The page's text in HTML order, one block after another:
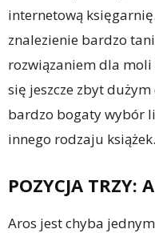
internetową
znalezienie bardzo
rozwiązaniem dla moli
się jeszcze zbyt
bardzo bogaty wybór
innego rodzaju książek.
POZYCJA TRZY:
Aros jest chyba